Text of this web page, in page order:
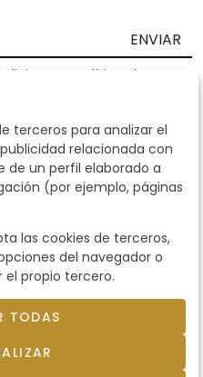
ENVIAR
Política de
informamos que sus
parte de Subastas Segre con la
Puede ejercitar los
oposición y demás
en la normativa vigente
puede solicitar el envío de
un e-mail a
y se aplican la
de Google.
terceros para analizar el
relacionada con
de un perfil elaborado a
(por ejemplo, páginas
las cookies de terceros,
del navegador o
propio tercero.
TODAS